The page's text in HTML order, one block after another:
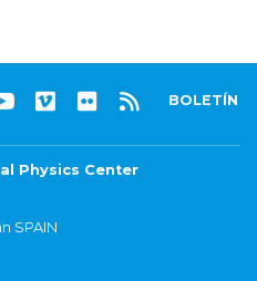
BOLETÍN
Physics Center
SPAIN